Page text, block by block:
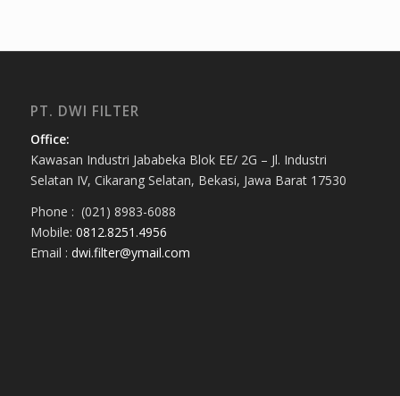
PT. DWI FILTER
Office:
Kawasan Industri Jababeka Blok EE/ 2G – Jl. Industri
Selatan IV, Cikarang Selatan, Bekasi, Jawa Barat 17530
Phone : (021) 8983-6088
Mobile: 0812.8251.4956
Email : dwi.filter@ymail.com